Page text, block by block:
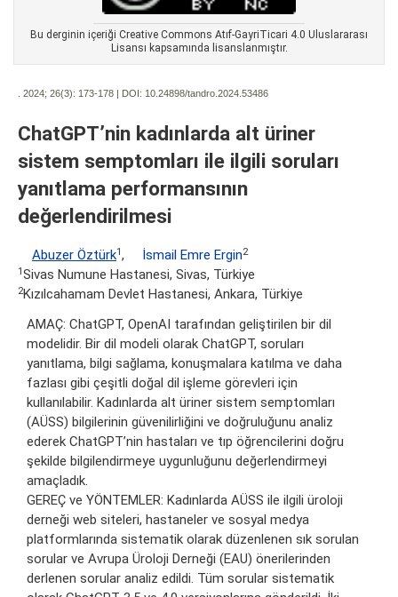
Bu derginin içeriği Creative Commons Atıf-GayriTicari 4.0 Uluslararası
Lisansı kapsamında lisanslanmıştır.
. 2024; 26(3): 173-178 | DOI: 10.24898/tandro.2024.53486
ChatGPT’nin kadınlarda alt üriner
sistem semptomları ile ilgili soruları
yanıtlama performansının
değerlendirilmesi
Abuzer Öztürk1, İsmail Emre Ergin2
1Sivas Numune Hastanesi, Sivas, Türkiye
2Kızılcahamam Devlet Hastanesi, Ankara, Türkiye
AMAÇ: ChatGPT, OpenAI tarafından geliştirilen bir dil
modelidir. Bir dil modeli olarak ChatGPT, soruları
yanıtlama, bilgi sağlama, konuşmalara katılma ve daha
fazlası gibi çeşitli doğal dil işleme görevleri için
kullanılabilir. Kadınlarda alt üriner sistem semptomları
(AÜSS) bilgilerinin güvenilirliğini ve doğruluğunu analiz
ederek ChatGPT’nin hastaları ve tıp öğrencilerini doğru
şekilde bilgilendirmeye uygunluğunu değerlendirmeyi
amaçladık.
GEREÇ ve YÖNTEMLER: Kadınlarda AÜSS ile ilgili üroloji
derneği web siteleri, hastaneler ve sosyal medya
platformlarında sistematik olarak düzenlenen sık sorulan
sorular ve Avrupa Üroloji Derneği (EAU) önerilerinden
derlenen sorular analiz edildi. Tüm sorular sistematik